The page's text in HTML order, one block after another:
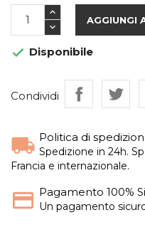
AGGIUNGI
 Disponibile
Condividi
Politica di
Spedizione in 24h.
Francia e internazionale.
Pagamento 100%
Un pagamento